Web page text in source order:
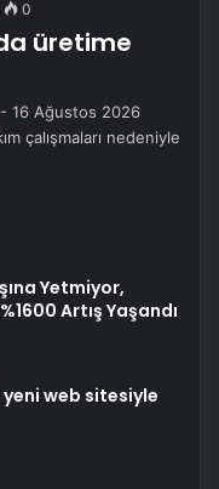
0
üretime
16 Ağustos 2026
çalışmaları nedeniyle
Yetmiyor,
Artış Yaşandı
yeni web sitesiyle